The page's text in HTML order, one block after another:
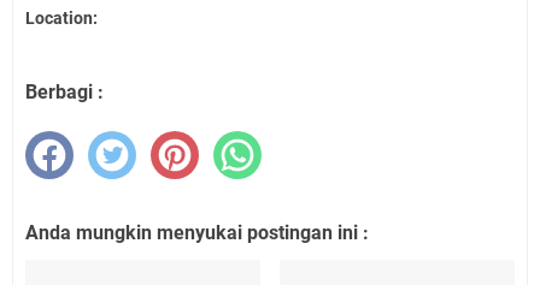
Location:
Berbagi :
Anda mungkin menyukai postingan ini :